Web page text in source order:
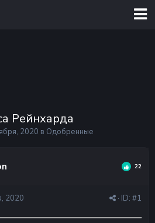
Рейнхарда
2020 в Одобренные
22
· ID: #1
2020